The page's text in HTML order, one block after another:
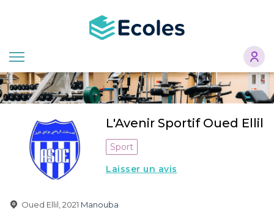
principal
L'Avenir Sportif Oued Ellil
Sport
Laisser un avis
Oued Ellil, 2021 Manouba